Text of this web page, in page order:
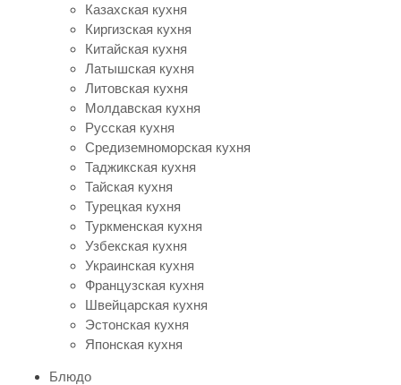
Казахская кухня
Киргизская кухня
Китайская кухня
Латышская кухня
Литовская кухня
Молдавская кухня
Русская кухня
Средиземноморская кухня
Таджикская кухня
Тайская кухня
Турецкая кухня
Туркменская кухня
Узбекская кухня
Украинская кухня
Французская кухня
Швейцарская кухня
Эстонская кухня
Японская кухня
Блюдо